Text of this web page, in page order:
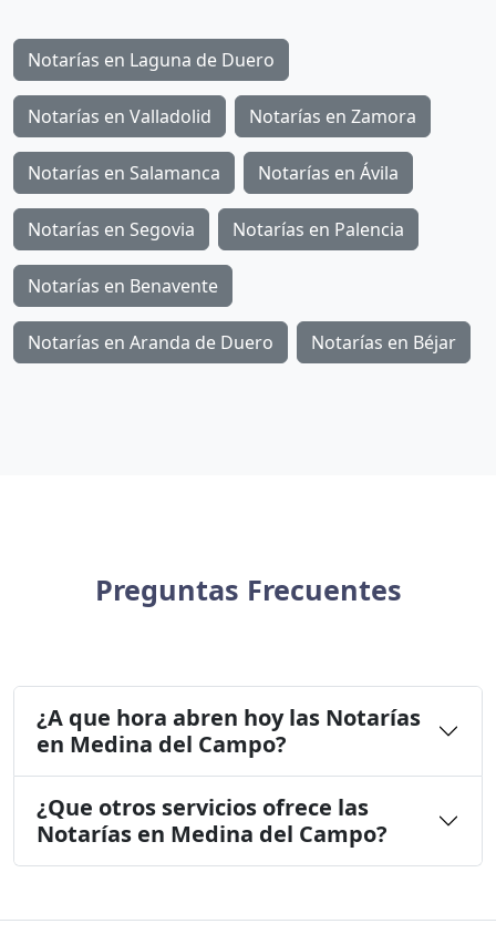
Notarías en Laguna de Duero
Notarías en Valladolid Notarías en Zamora
Notarías en Salamanca Notarías en Ávila
Notarías en Segovia Notarías en Palencia
Notarías en Benavente
Notarías en Aranda de Duero Notarías en Béjar
Preguntas Frecuentes
¿A que hora abren hoy las Notarías
en Medina del Campo?
¿Que otros servicios ofrece las
Notarías en Medina del Campo?